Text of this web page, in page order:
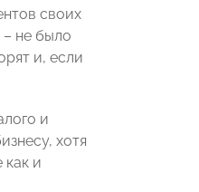
своих
– не было
и, если
и
хотя
как и